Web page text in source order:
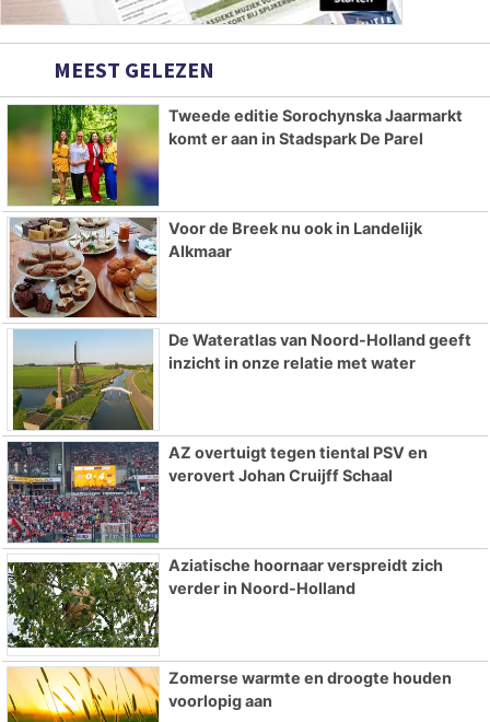
MEEST GELEZEN
Tweede editie Sorochynska Jaarmarkt
komt er aan in Stadspark De Parel
Voor de Breek nu ook in Landelijk
Alkmaar
De Wateratlas van Noord-Holland geeft
inzicht in onze relatie met water
AZ overtuigt tegen tiental PSV en
verovert Johan Cruijff Schaal
Aziatische hoornaar verspreidt zich
verder in Noord-Holland
Zomerse warmte en droogte houden
voorlopig aan